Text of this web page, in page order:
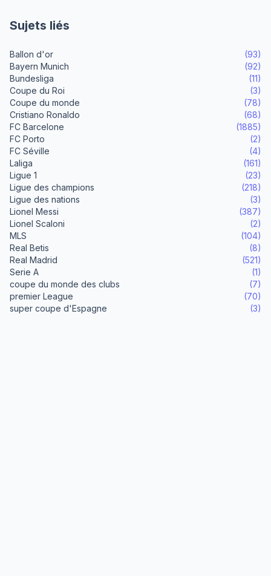
Sujets liés
Ballon d'or
(93)
Bayern Munich
(92)
Bundesliga
(11)
Coupe du Roi
(3)
Coupe du monde
(78)
Cristiano Ronaldo
(68)
FC Barcelone
(1885)
FC Porto
(2)
FC Séville
(4)
Laliga
(161)
Ligue 1
(23)
Ligue des champions
(218)
Ligue des nations
(3)
Lionel Messi
(387)
Lionel Scaloni
(2)
MLS
(104)
Real Betis
(8)
Real Madrid
(521)
Serie A
(1)
coupe du monde des clubs
(7)
premier League
(70)
super coupe d'Espagne
(3)